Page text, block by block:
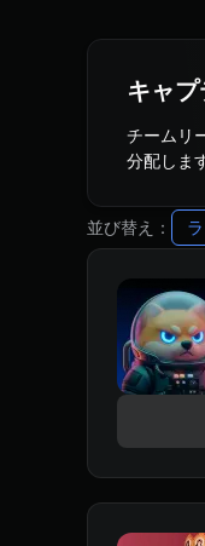
キャ
チームリ
分配しま
並び替え：